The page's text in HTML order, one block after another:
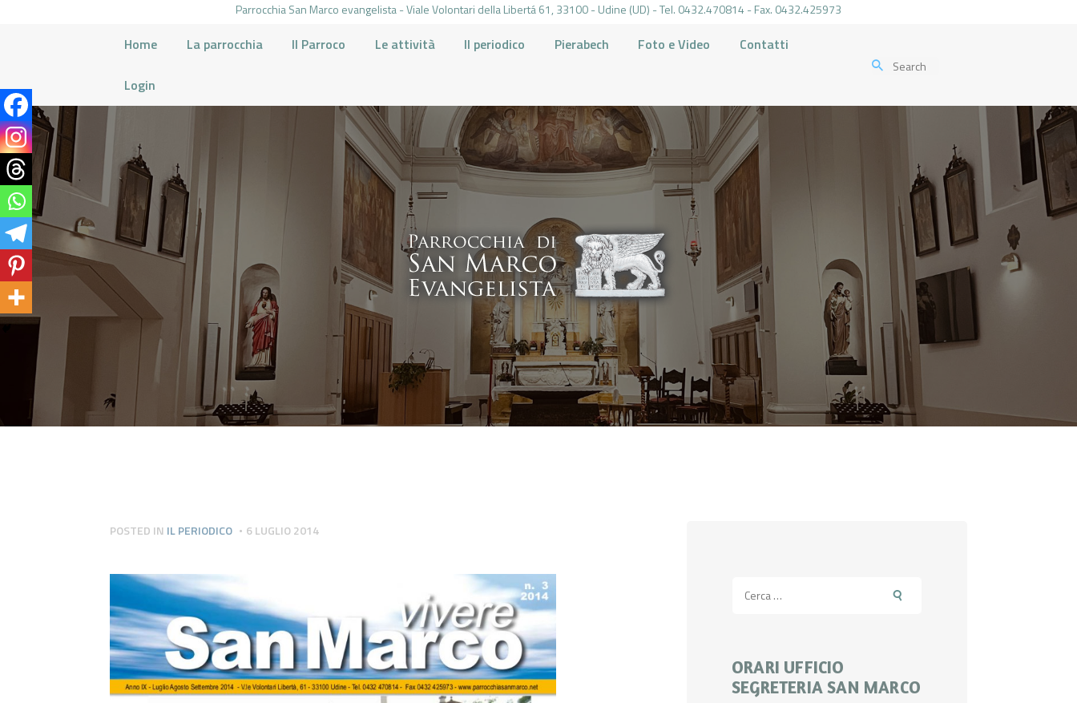
Parrocchia San Marco evangelista - Viale Volontari della Libertá 61, 33100 - Udine (UD) - Tel. 0432.470814 - Fax. 0432.425973
Home La parrocchia Il Parroco Le attività Il periodico Pierabech Foto e Video Contatti
Login
HOME
LA PARROCCHIA
IL PARROCO
LE ATTIVITÀ
IL PERIODICO
PIERABECH
FOTO E VIDEO
CONTATTI
POSTED IN IL PERIODICO 6 LUGLIO 2014
per:
ORARI UFFICIO
SEGRETERIA SAN MARCO